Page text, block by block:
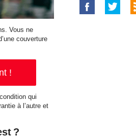
Vous ne
couverture
!
qui
à l’autre et
?